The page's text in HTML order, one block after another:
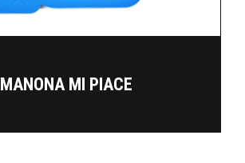
MANONA MI PIACE